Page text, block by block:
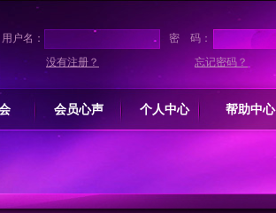
用户名：
密 码：
没有注册？
忘记密码？
会员心声 个人中心 帮助中心